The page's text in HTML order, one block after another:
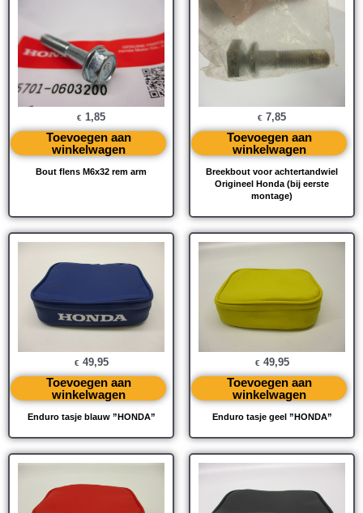
Bout flens M6x32 rem arm
€ 1,85
Toevoegen aan
winkelwagen
Breekbout voor achtertandwiel
Origineel Honda (bij eerste
montage)
€ 7,85
Toevoegen aan
winkelwagen
Enduro tasje blauw ”HONDA”
€ 49,95
Toevoegen aan
winkelwagen
Enduro tasje geel ”HONDA”
€ 49,95
Toevoegen aan
winkelwagen